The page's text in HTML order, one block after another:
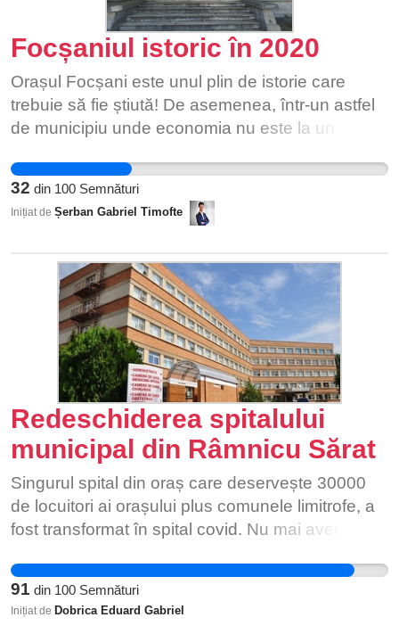
Focșaniul istoric în 2020
Orașul Focșani este unul plin de istorie care
trebuie să fie știută! De asemenea, într-un astfel
de municipiu unde economia nu este la un nivel
turism poate reprezenta o gură de oxigen!
32 din 100 Semnături
Inițiat de Șerban Gabriel Timofte
Redeschiderea spitalului
municipal din Râmnicu Sărat
Singurul spital din oraș care deservește 30000
de locuitori ai orașului plus comunele limitrofe, a
fost transformat în spital covid. Nu mai avem
personal am avut nevoie pentru o banală otită de
2 zile și am fost nevoit să fac ”surfing” prin
sistemul medical din 3 localități. Dar pentru o
91 din 100 Semnături
Inițiat de Dobrica Eduard Gabriel